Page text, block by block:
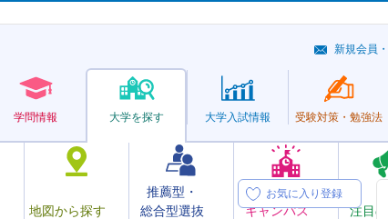
学問情報 大学を探す
地図から探す
推薦型・
総合型選抜
オープン
キャンパス
注目
大学入試情報 受験対策・ 勉強法
新規会員
お気に入り登録